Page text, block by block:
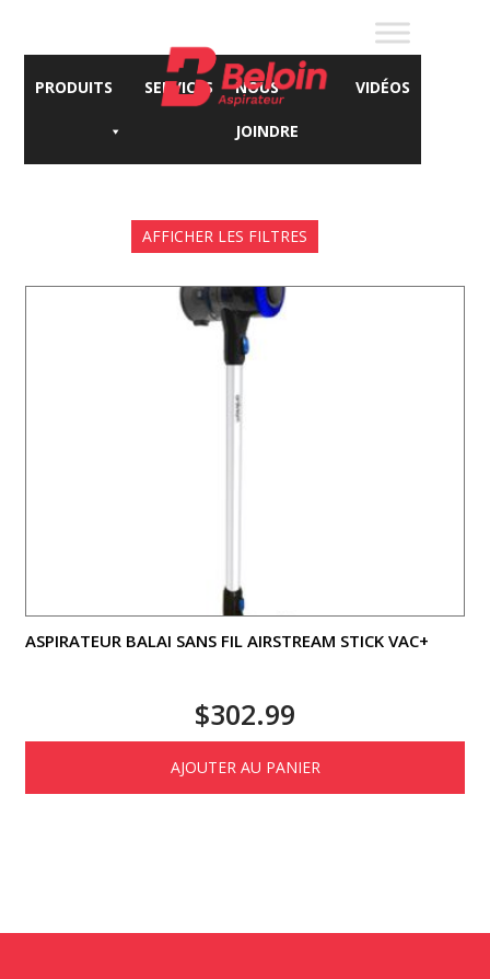
PRODUITS SERVICES NOUS
JOINDRE
VIDÉOS
AFFICHER LES FILTRES
ASPIRATEUR BALAI SANS FIL AIRSTREAM STICK VAC+
$302.99
AJOUTER AU PANIER